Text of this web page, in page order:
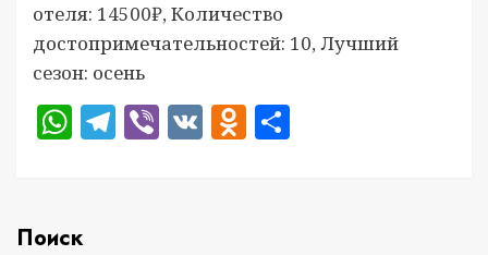
отеля: 14500₽, Количество
достопримечательностей: 10, Лучший
сезон: осень
WhatsApp
Telegram
Viber
VKOdnoklassniki
Поиск